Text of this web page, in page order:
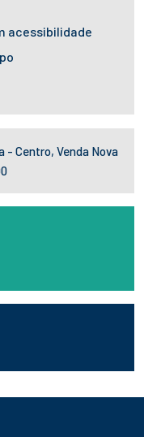
acessibilidade
- Centro, Venda Nova